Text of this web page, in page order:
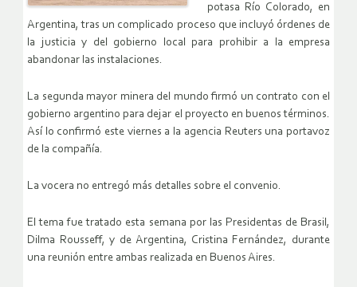
potasa Río Colorado, en
Argentina, tras un complicado proceso que incluyó órdenes de
la justicia y del gobierno local para prohibir a la empresa
abandonar las instalaciones.
La segunda mayor minera del mundo firmó un contrato con el
gobierno argentino para dejar el proyecto en buenos términos.
Así lo confirmó este viernes a la agencia Reuters una portavoz
de la compañía.
La vocera no entregó más detalles sobre el convenio.
El tema fue tratado esta semana por las Presidentas de Brasil,
Dilma Rousseff, y de Argentina, Cristina Fernández, durante
una reunión entre ambas realizada en Buenos Aires.